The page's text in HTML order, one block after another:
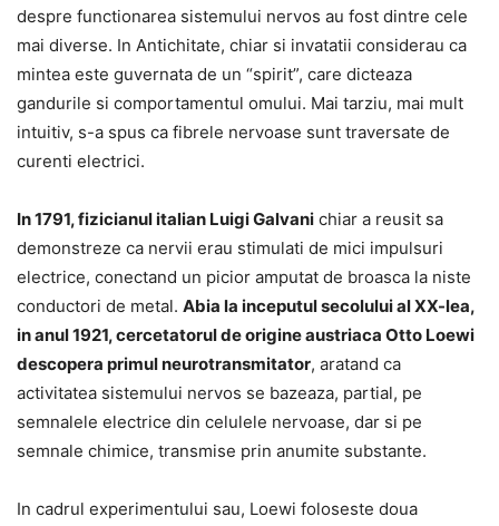
despre functionarea sistemului nervos au fost dintre cele
mai diverse. In Antichitate, chiar si invatatii considerau ca
mintea este guvernata de un “spirit”, care dicteaza
gandurile si comportamentul omului. Mai tarziu, mai mult
intuitiv, s-a spus ca fibrele nervoase sunt traversate de
curenti electrici.
In 1791, fizicianul italian Luigi Galvani chiar a reusit sa
demonstreze ca nervii erau stimulati de mici impulsuri
electrice, conectand un picior amputat de broasca la niste
conductori de metal. Abia la inceputul secolului al XX-lea,
in anul 1921, cercetatorul de origine austriaca Otto Loewi
descopera primul neurotransmitator, aratand ca
activitatea sistemului nervos se bazeaza, partial, pe
semnalele electrice din celulele nervoase, dar si pe
semnale chimice, transmise prin anumite substante.
In cadrul experimentului sau, Loewi foloseste doua